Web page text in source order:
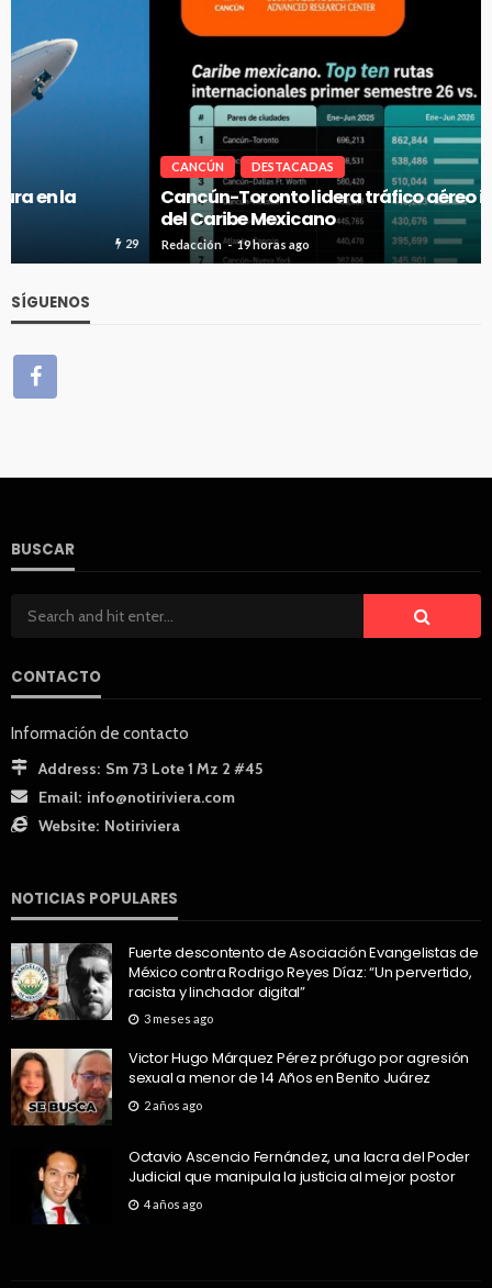
DESTACADAS
Cancún-Toronto lidera tráfico aéreo internacional
del Caribe Mexicano
19 horas ago 25
SÍGUENOS
BUSCAR
CONTACTO
Información de contacto
Address: Sm 73 Lote 1 Mz 2 #45
Email: info@notiriviera.com
Website: Notiriviera
NOTICIAS POPULARES
Fuerte descontento de Asociación Evangelistas de
México contra Rodrigo Reyes Díaz: “Un pervertido,
racista y linchador digital”
3 meses ago
Victor Hugo Márquez Pérez prófugo por agresión
sexual a menor de 14 Años en Benito Juárez
2 años ago
Octavio Ascencio Fernández, una lacra del Poder
Judicial que manipula la justicia al mejor postor
4 años ago